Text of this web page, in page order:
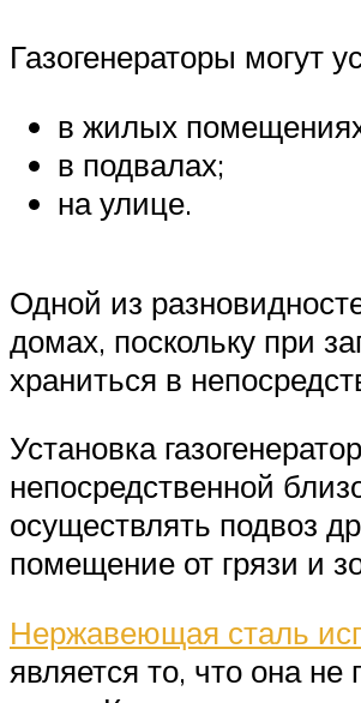
Газогенераторы могут
в жилых
в подвалах;
на улице.
Одной из
домах, поскольку при
храниться в
Установка
непосредственной
осуществлять подвоз
помещение от грязи и
Нержавеющая сталь
является то, что она